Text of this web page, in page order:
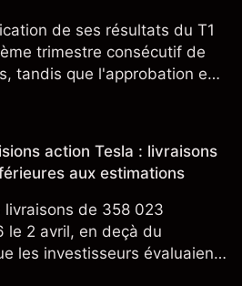
de ses résultats du T1
trimestre consécutif de
tandis que l'approbation en
V2G pour le Cybertruck
action Tesla : livraisons
aux estimations
livraisons de 358 023
le 2 avril, en deçà du
les investisseurs évaluaient
des stocks et les projets